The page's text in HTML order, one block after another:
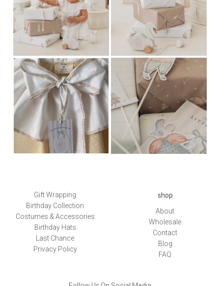
shop
About
Wholesale
Contact
Blog
FAQ
Gift Wrapping
Birthday Collection
Costumes & Accessories
Birthday Hats
Last Chance
Privacy Policy